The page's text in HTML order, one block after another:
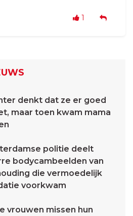
1
denkt dat ze er goed
maar toen kwam mama
politie deelt
bodycambeelden van
die vermoedelijk
voorkwam
vrouwen missen hun